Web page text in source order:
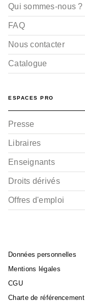
Qui sommes-nous ?
FAQ
Nous contacter
Catalogue
ESPACES PRO
Presse
Libraires
Enseignants
Droits dérivés
Offres d'emploi
Données personnelles
Mentions légales
CGU
Charte de référencement